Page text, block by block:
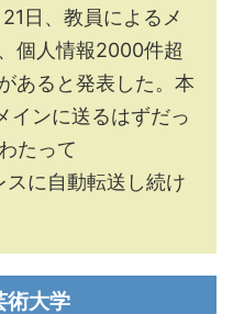
日、教員によるメ
個人情報2000件超
あると発表した。本
インに送るはずだっ
たって
スに自動転送し続け
術大学